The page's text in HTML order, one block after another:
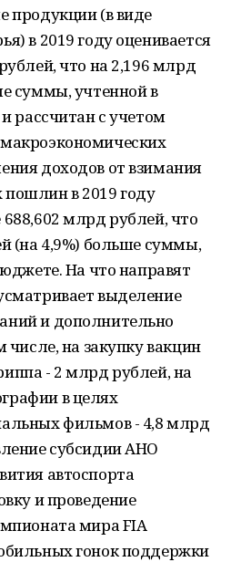
продукции (в виде
в 2019 году оценивается
что на 2,196 млрд
суммы, учтенной в
рассчитан с учетом
доходов от взимания
в 2019 году
млрд рублей, что
(на 4,9%) больше суммы,
На что направят
выделение
и дополнительно
числе, на закупку вакцин
- 2 млрд рублей, на
в целях
фильмов - 4,8 млрд
субсидии АНО
автоспорта
и проведение
мира FIA
гонок поддержки